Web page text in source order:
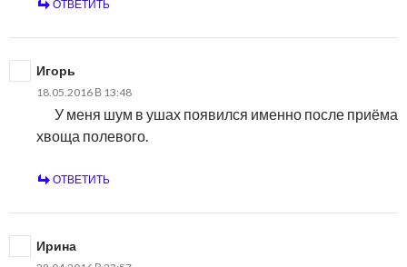
ОТВЕТИТЬ
Игорь
18.05.2016 В 13:48
У меня шум в ушах появился именно после приёма
хвоща полевого.
ОТВЕТИТЬ
Ирина